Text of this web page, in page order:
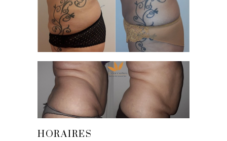
HORAIRES